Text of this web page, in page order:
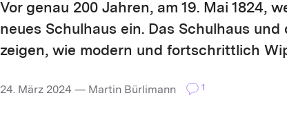
Vor genau 200 Jahren, am 19. Mai 1824,
neues Schulhaus ein. Das Schulhaus
zeigen, wie modern und fortschrittlich
24. März 2024 — Martin Bürlimann 1